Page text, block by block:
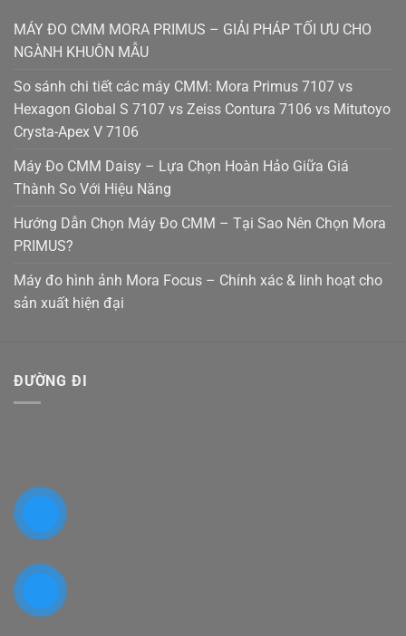
MÁY ĐO CMM MORA PRIMUS – GIẢI PHÁP TỐI ƯU CHO
NGÀNH KHUÔN MẪU
So sánh chi tiết các máy CMM: Mora Primus 7107 vs
Hexagon Global S 7107 vs Zeiss Contura 7106 vs Mitutoyo
Crysta-Apex V 7106
Máy Đo CMM Daisy – Lựa Chọn Hoàn Hảo Giữa Giá
Thành So Với Hiệu Năng
Hướng Dẫn Chọn Máy Đo CMM – Tại Sao Nên Chọn Mora
PRIMUS?
Máy đo hình ảnh Mora Focus – Chính xác & linh hoạt cho
sản xuất hiện đại
ĐƯỜNG ĐI